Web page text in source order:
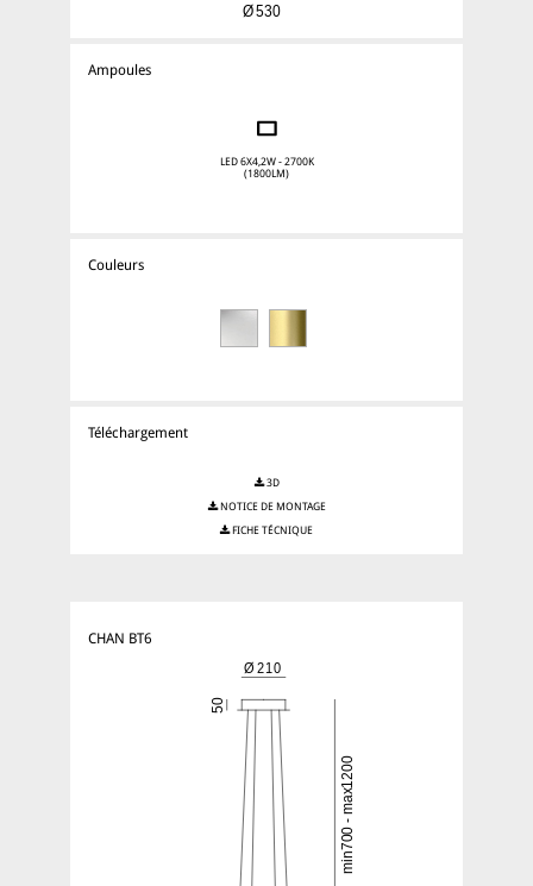
Ampoules
LED 6X4,2W - 2700K
(1800LM)
Couleurs
Téléchargement
3D
NOTICE DE MONTAGE
FICHE TÉCNIQUE
CHAN BT6